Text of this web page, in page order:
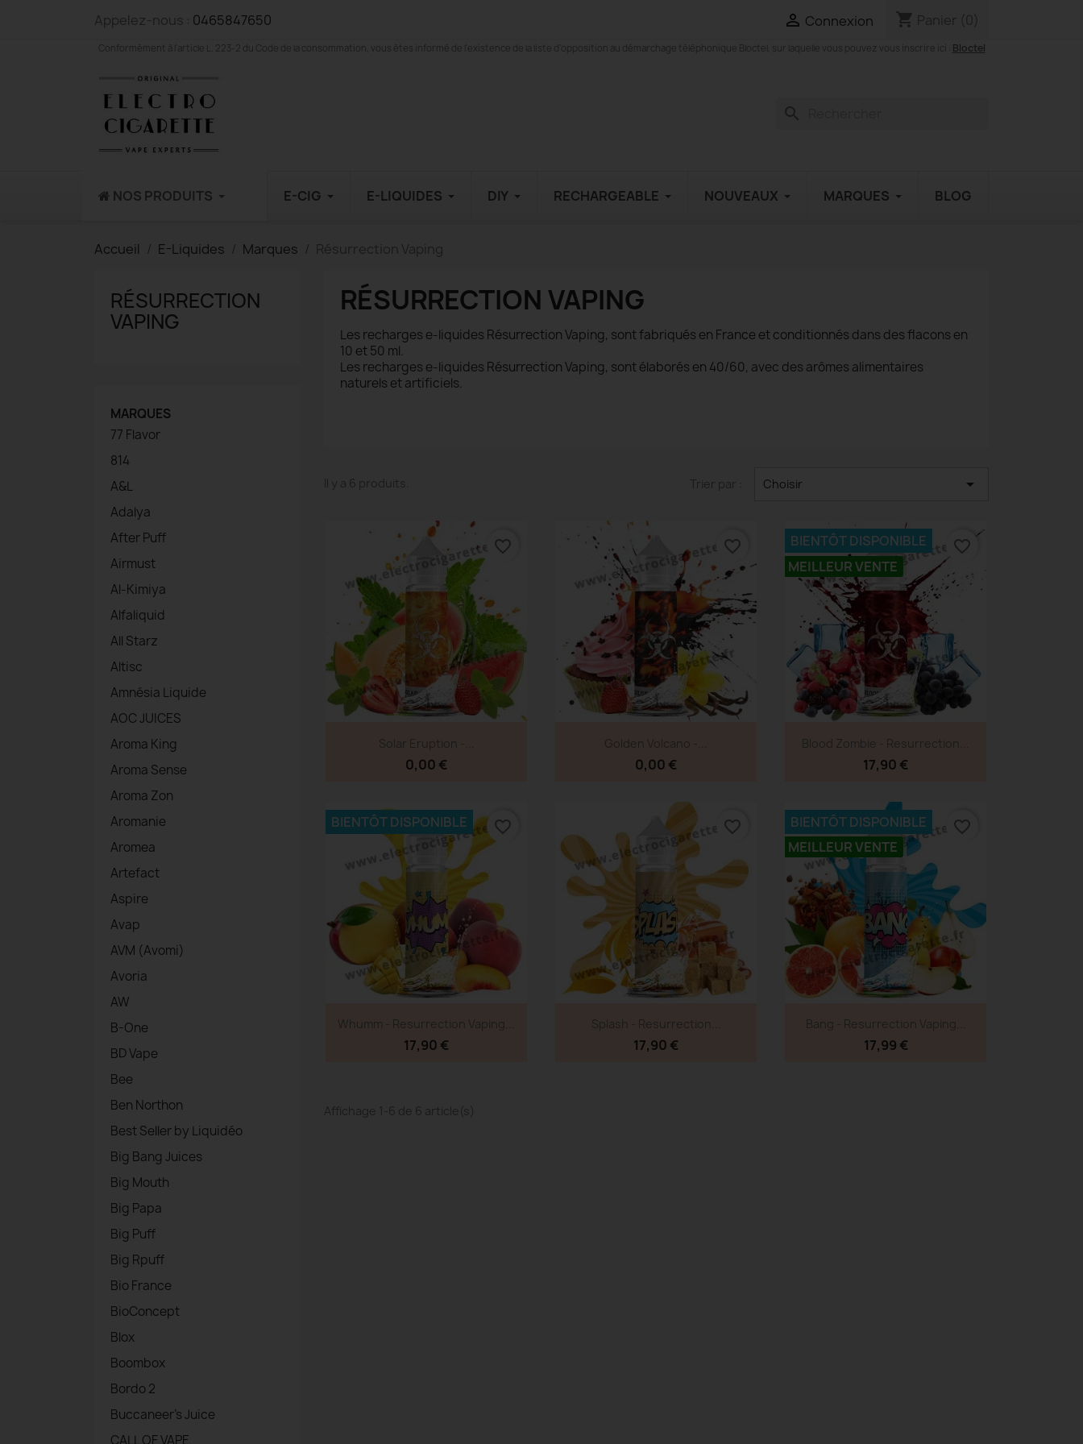
Appelez-nous : 0465847650  Connexion shopping_cart Panier (0)
Conformément à l'article L. 223-2 du Code de la consommation, vous êtes informé de l'existence de la liste d'opposition au démarchage téléphonique Bloctel, sur laquelle vous pouvez vous inscrire ici : Bloctel
search
NOS PRODUITS E-CIG E-LIQUIDES DIY RECHARGEABLE NOUVEAUX MARQUES BLOG
Accueil E-Liquides Marques Résurrection Vaping
RÉSURRECTION
VAPING
MARQUES
77 Flavor
814
A&L
Adalya
After Puff
Airmust
Al-Kimiya
Alfaliquid
All Starz
Altisc
Amnésia Liquide
AOC JUICES
Aroma King
Aroma Sense
Aroma Zon
Aromanie
Aromea
Artefact
Aspire
Avap
AVM (Avomi)
Avoria
AW
B-One
BD Vape
Bee
Ben Northon
Best Seller by Liquidéo
Big Bang Juices
Big Mouth
Big Papa
Big Puff
Big Rpuff
Bio France
BioConcept
Blox
Boombox
Bordo 2
Buccaneer's Juice
RÉSURRECTION VAPING
Les recharges e-liquides Résurrection Vaping, sont fabriqués en France et conditionnés dans des flacons en
10 et 50 ml.
Les recharges e-liquides Résurrection Vaping, sont élaborés en 40/60, avec des arômes alimentaires
naturels et artificiels.
Il y a 6 produits. Trier par : Choisir 
Aperçu rapide
Solar Eruption -...
0,00 €
favorite_border
Aperçu rapide
Golden Volcano -...
0,00 €
favorite_border
Aperçu rapide
Blood Zombie - Resurrection...
MEILLEUR VENTE
17,90 €
BIENTÔT DISPONIBLE favorite_border
 Aperçu rapide
Whumm - Resurrection Vaping...
17,90 €
BIENTÔT DISPONIBLE favorite_border
Aperçu rapide
Splash - Resurrection...
17,90 €
favorite_border
Aperçu rapide
Bang - Resurrection Vaping...
MEILLEUR VENTE
17,99 €
BIENTÔT DISPONIBLE favorite_border
Affichage 1-6 de 6 article(s)